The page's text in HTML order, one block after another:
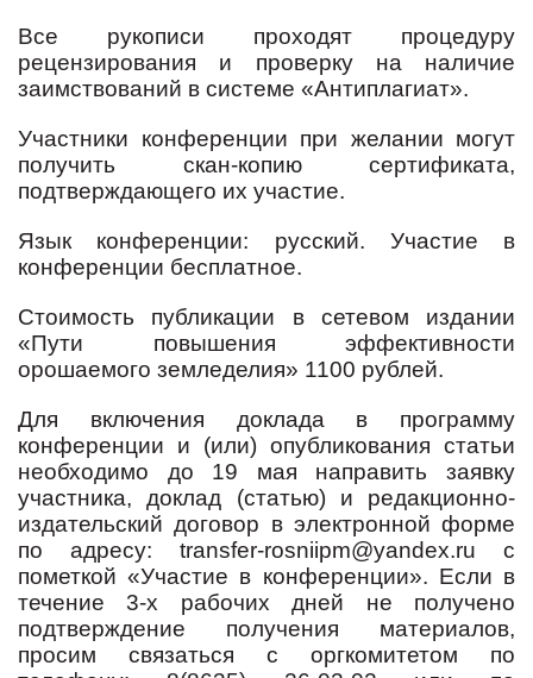
Все рукописи проходят процедуру
рецензирования и проверку на наличие
заимствований в системе «Антиплагиат».
Участники конференции при желании могут
получить скан-копию сертификата,
подтверждающего их участие.
Язык конференции: русский. Участие в
конференции бесплатное.
Стоимость публикации в сетевом издании
«Пути повышения эффективности
орошаемого земледелия» 1100 рублей.
Для включения доклада в программу
конференции и (или) опубликования статьи
необходимо до 19 мая направить заявку
участника, доклад (статью) и редакционно-
издательский договор в электронной форме
по адресу: transfer-rosniipm@yandex.ru с
пометкой «Участие в конференции». Если в
течение 3-х рабочих дней не получено
подтверждение получения материалов,
просим связаться с оргкомитетом по